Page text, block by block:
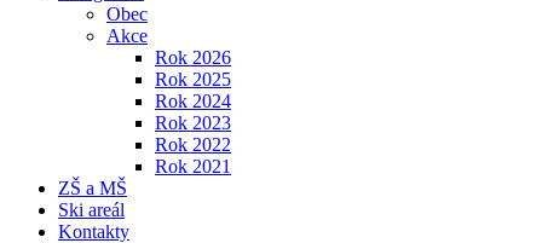
Obec
Akce
Rok 2026
Rok 2025
Rok 2024
Rok 2023
Rok 2022
Rok 2021
ZŠ a MŠ
Ski areál
Kontakty